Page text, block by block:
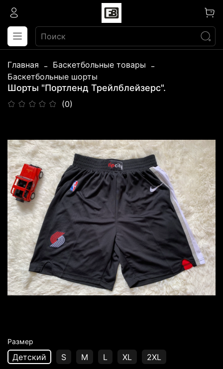
Главная
Баскетбольные товары
Баскетбольные шорты
Шорты "Портленд Трейлблейзерс".
(0)
Размер
Детский S M L XL 2XL